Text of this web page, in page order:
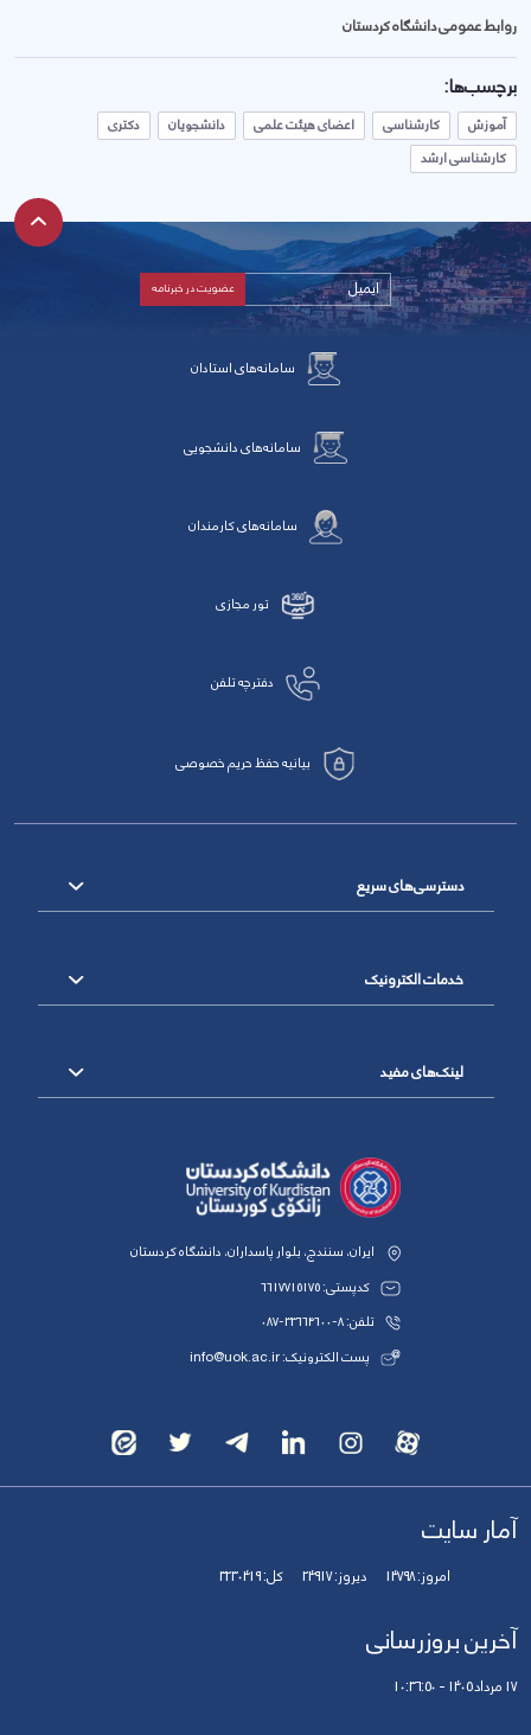
روابط عمومی دانشگاه کردستان
برچسب‌ها:
آموزش کارشناسی اعضای هیئت علمی دانشجویان
دکتری
کارشناسی ارشد
سامانه‌های استادان
سامانه‌های دانشجویی
سامانه‌های کارمندان
تور مجازی
دفترچه تلفن
بیانیه حفظ حریم خصوصی
دسترسی‌های سریع
خدمات الکترونیک
لینک‌های مفید
ایران، سنندج، بلوار پاسداران، دانشگاه کردستان
کدپستی: 6617715175
تلفن: 8-33664600-087
پست الکترونیک: info@uok.ac.ir
آمار سایت
امروز:14798 دیروز:24917 کل:3230419
آخرین بروزرسانی
17 مرداد 1405 - 10:36:50